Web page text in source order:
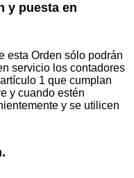
y puesta en
esta Orden sólo podrán
servicio los contadores
1 que cumplan
y cuando estén
y se utilicen